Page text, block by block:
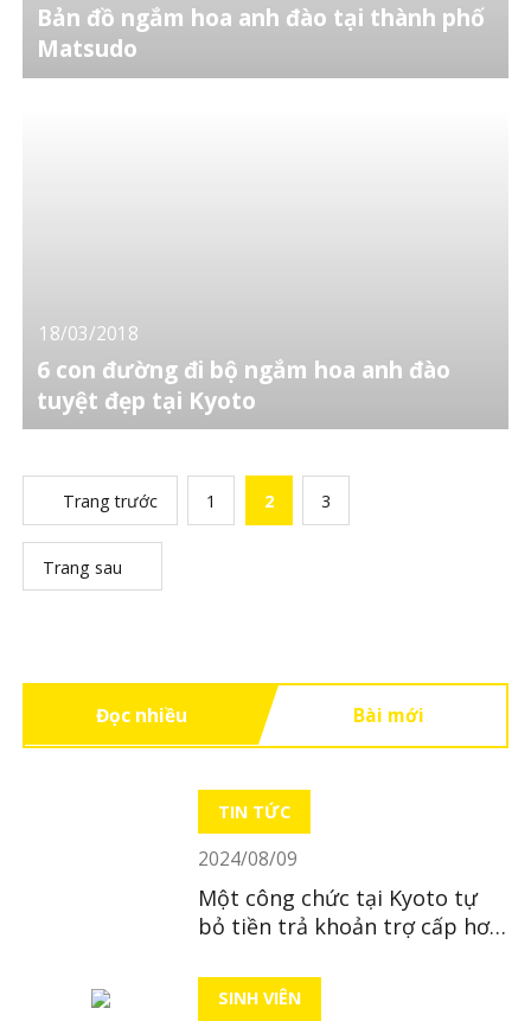
Bản đồ ngắm hoa anh đào tại thành phố
Matsudo
18/03/2018
6 con đường đi bộ ngắm hoa anh đào
tuyệt đẹp tại Kyoto
Trang trước 1 2 3
Trang sau
Đọc nhiều Bài mới
TIN TỨC
2024/08/09
Một công chức tại Kyoto tự
bỏ tiền trả khoản trợ cấp hơn
SINH VIÊN